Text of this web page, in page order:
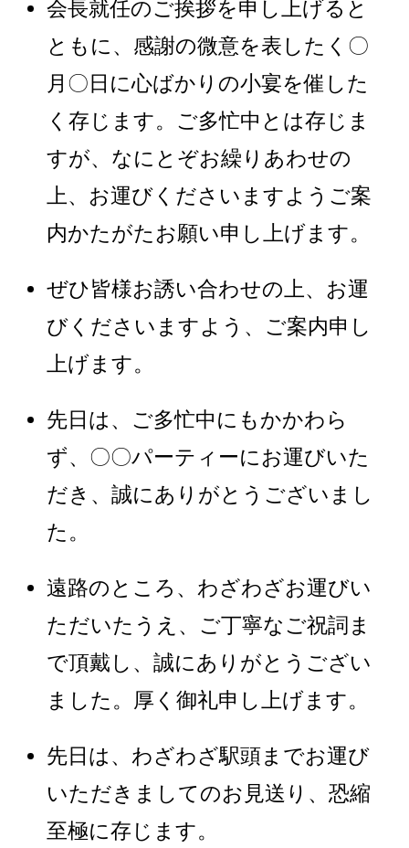
会長就任のご挨拶を申し上げると
ともに、感謝の微意を表したく〇
月〇日に心ばかりの小宴を催した
く存じます。ご多忙中とは存じま
すが、なにとぞお繰りあわせの
上、お運びくださいますようご案
内かたがたお願い申し上げます。
ぜひ皆様お誘い合わせの上、お運
びくださいますよう、ご案内申し
上げます。
先日は、ご多忙中にもかかわら
ず、〇〇パーティーにお運びいた
だき、誠にありがとうございまし
た。
遠路のところ、わざわざお運びい
ただいたうえ、ご丁寧なご祝詞ま
で頂戴し、誠にありがとうござい
ました。厚く御礼申し上げます。
先日は、わざわざ駅頭までお運び
いただきましてのお見送り、恐縮
至極に存じます。